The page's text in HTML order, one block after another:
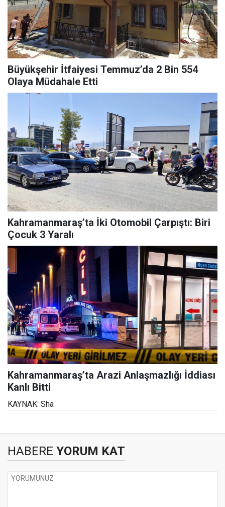
Büyükşehir İtfaiyesi Temmuz’da 2 Bin 554
Olaya Müdahale Etti
Kahramanmaraş’ta İki Otomobil Çarpıştı: Biri
Çocuk 3 Yaralı
Kahramanmaraş’ta Arazi Anlaşmazlığı İddiası
Kanlı Bitti
KAYNAK: Sha
HABERE YORUM KAT